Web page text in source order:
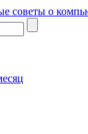
советы о